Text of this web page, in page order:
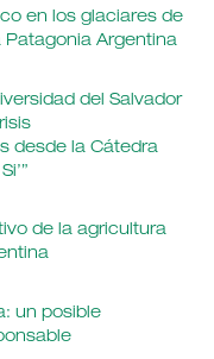
en los glaciares de
Patagonia Argentina
del Salvador
desde la Cátedra
de la agricultura
un posible